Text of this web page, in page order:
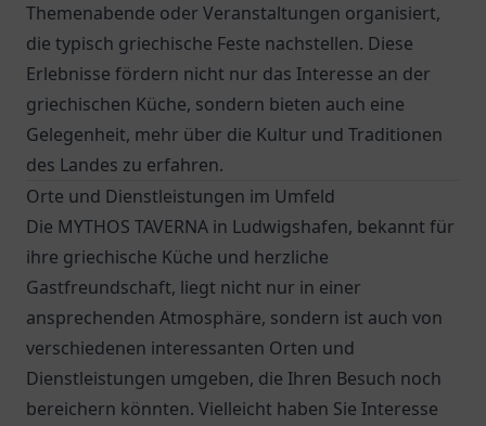
Themenabende oder Veranstaltungen organisiert,
die typisch griechische Feste nachstellen. Diese
Erlebnisse fördern nicht nur das Interesse an der
griechischen Küche, sondern bieten auch eine
Gelegenheit, mehr über die Kultur und Traditionen
des Landes zu erfahren.
Orte und Dienstleistungen im Umfeld
Die MYTHOS TAVERNA in Ludwigshafen, bekannt für
ihre griechische Küche und herzliche
Gastfreundschaft, liegt nicht nur in einer
ansprechenden Atmosphäre, sondern ist auch von
verschiedenen interessanten Orten und
Dienstleistungen umgeben, die Ihren Besuch noch
bereichern könnten. Vielleicht haben Sie Interesse